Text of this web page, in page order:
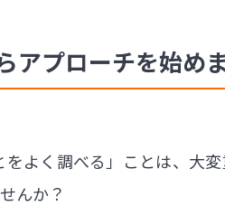
アプローチを始め
よく調べる」ことは、大
んか？